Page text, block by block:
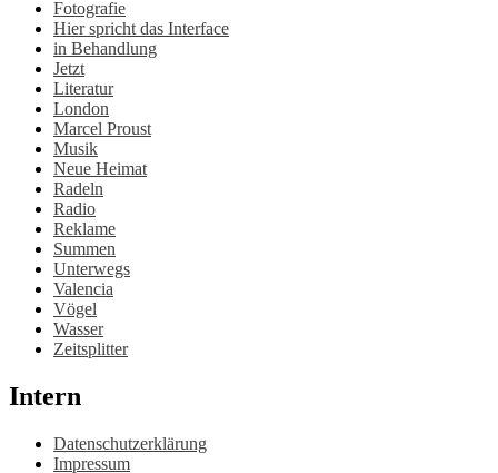
Fotografie
Hier spricht das Interface
in Behandlung
Jetzt
Literatur
London
Marcel Proust
Musik
Neue Heimat
Radeln
Radio
Reklame
Summen
Unterwegs
Valencia
Vögel
Wasser
Zeitsplitter
Intern
Datenschutzerklärung
Impressum